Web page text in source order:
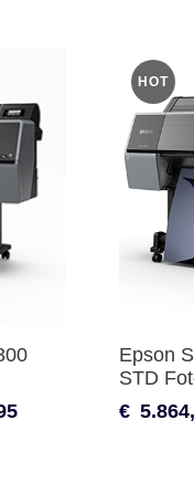
HOT
Epson
STD
€